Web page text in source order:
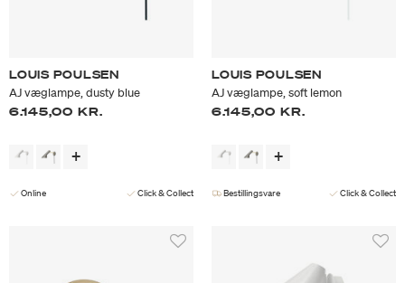
LOUIS POULSEN
AJ væglampe, dusty blue
6.145,00 KR.
Online Click & Collect
LOUIS POULSEN
AJ væglampe, soft lemon
6.145,00 KR.
Bestillingsvare Click & Collect